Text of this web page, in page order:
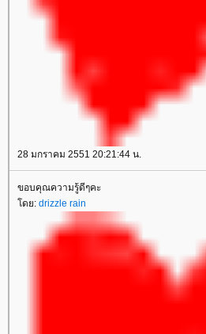
28 มกราคม 2551 20:21:44 น.
ขอบคุณความรู้ดีๆคะ
โดย: drizzle rain